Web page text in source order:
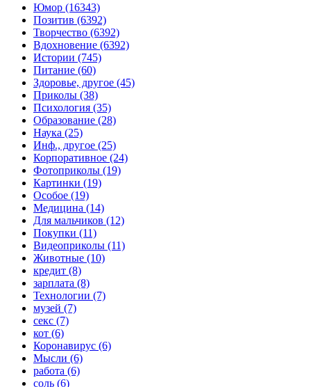
Юмор (16343)
Позитив (6392)
Творчество (6392)
Вдохновение (6392)
Истории (745)
Питание (60)
Здоровье, другое (45)
Приколы (38)
Психология (35)
Образование (28)
Наука (25)
Инф., другое (25)
Корпоративное (24)
Фотоприколы (19)
Картинки (19)
Особое (19)
Медицина (14)
Для мальчиков (12)
Покупки (11)
Видеоприколы (11)
Животные (10)
кредит (8)
зарплата (8)
Технологии (7)
музей (7)
секс (7)
кот (6)
Коронавирус (6)
Мысли (6)
работа (6)
соль (6)